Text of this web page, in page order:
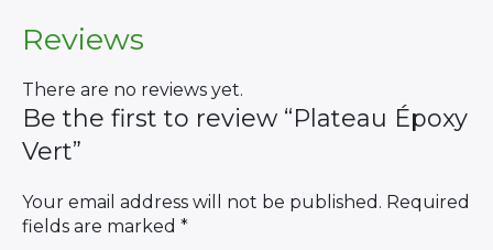
Reviews
There are no reviews yet.
Be the first to review “Plateau Époxy
Vert”
Your email address will not be published. Required
fields are marked *
for: